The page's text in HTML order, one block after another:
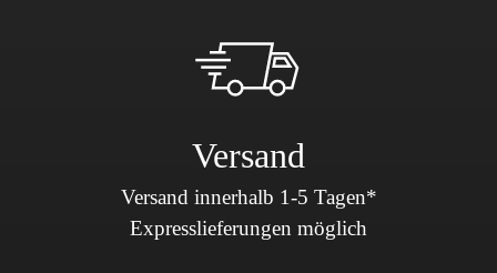
Versand
Versand innerhalb 1-5 Tagen*
Expresslieferungen möglich